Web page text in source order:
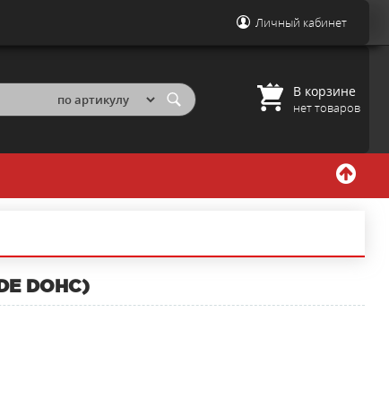
Личный кабинет
В корзине
нет товаров
DOHC)